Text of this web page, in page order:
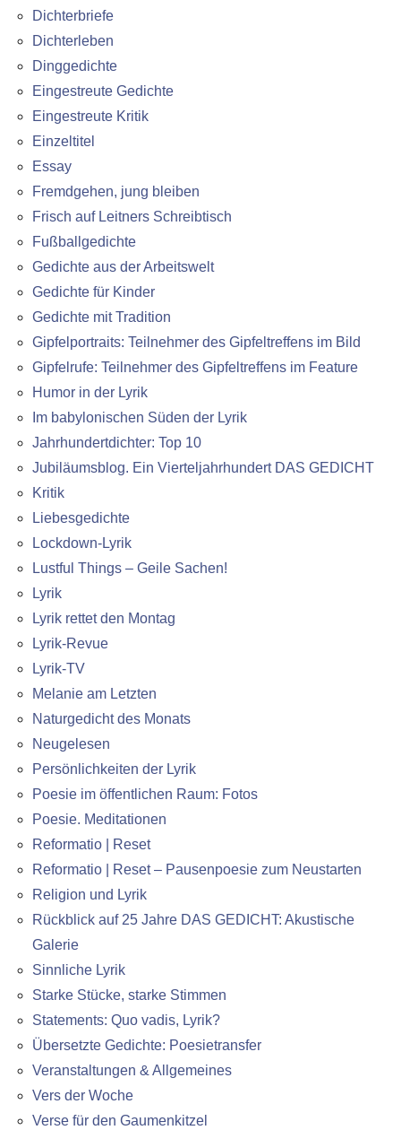
Dichterbriefe
Dichterleben
Dinggedichte
Eingestreute Gedichte
Eingestreute Kritik
Einzeltitel
Essay
Fremdgehen, jung bleiben
Frisch auf Leitners Schreibtisch
Fußballgedichte
Gedichte aus der Arbeitswelt
Gedichte für Kinder
Gedichte mit Tradition
Gipfelportraits: Teilnehmer des Gipfeltreffens im Bild
Gipfelrufe: Teilnehmer des Gipfeltreffens im Feature
Humor in der Lyrik
Im babylonischen Süden der Lyrik
Jahrhundertdichter: Top 10
Jubiläumsblog. Ein Vierteljahrhundert DAS GEDICHT
Kritik
Liebesgedichte
Lockdown-Lyrik
Lustful Things – Geile Sachen!
Lyrik
Lyrik rettet den Montag
Lyrik-Revue
Lyrik-TV
Melanie am Letzten
Naturgedicht des Monats
Neugelesen
Persönlichkeiten der Lyrik
Poesie im öffentlichen Raum: Fotos
Poesie. Meditationen
Reformatio | Reset
Reformatio | Reset – Pausenpoesie zum Neustarten
Religion und Lyrik
Rückblick auf 25 Jahre DAS GEDICHT: Akustische
Galerie
Sinnliche Lyrik
Starke Stücke, starke Stimmen
Statements: Quo vadis, Lyrik?
Übersetzte Gedichte: Poesietransfer
Veranstaltungen & Allgemeines
Vers der Woche
Verse für den Gaumenkitzel